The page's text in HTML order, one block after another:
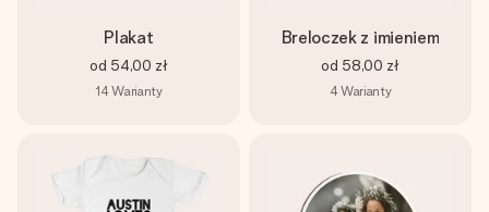
Plakat
od 54,00 zł
14Warianty
Breloczek z imieniem
od 58,00 zł
4Warianty